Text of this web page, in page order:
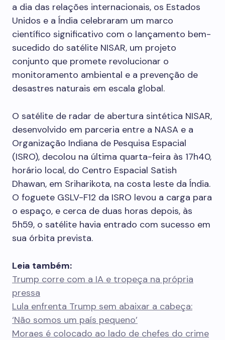
a dia das relações internacionais, os Estados
Unidos e a Índia celebraram um marco
científico significativo com o lançamento bem-
sucedido do satélite NISAR, um projeto
conjunto que promete revolucionar o
monitoramento ambiental e a prevenção de
desastres naturais em escala global.
O satélite de radar de abertura sintética NISAR,
desenvolvido em parceria entre a NASA e a
Organização Indiana de Pesquisa Espacial
(ISRO), decolou na última quarta-feira às 17h40,
horário local, do Centro Espacial Satish
Dhawan, em Sriharikota, na costa leste da Índia.
O foguete GSLV-F12 da ISRO levou a carga para
o espaço, e cerca de duas horas depois, às
5h59, o satélite havia entrado com sucesso em
sua órbita prevista.
Leia também:
Trump corre com a IA e tropeça na própria
pressa
Lula enfrenta Trump sem abaixar a cabeça:
‘Não somos um país pequeno’
Moraes é colocado ao lado de chefes do crime